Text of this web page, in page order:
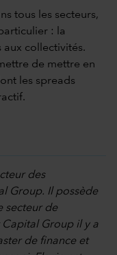
tous les secteurs,
: la
aux collectivités.
de mettre en
les spreads
des
Group. Il possède
secteur de
Capital Group il y a
de finance et